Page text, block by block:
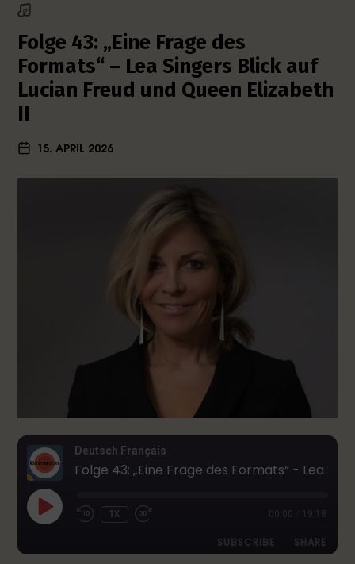
Folge 43: „Eine Frage des
Formats“ – Lea Singers Blick auf
Lucian Freud und Queen Elizabeth
II
15. APRIL 2026
Deutsch Français
1X 00:00 19:18
SUBSCRIBE SHARE